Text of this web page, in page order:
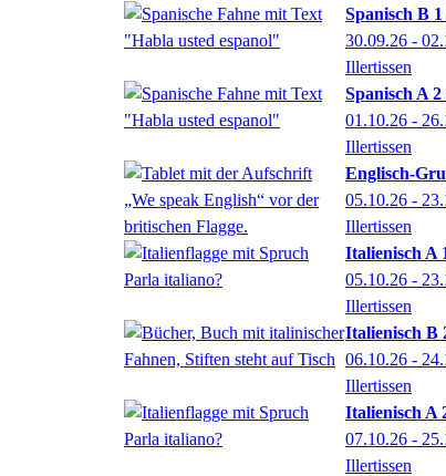
Spanisch B
30.09.26 -
Illertissen
Spanisch A
01.10.26 -
Illertissen
Englisch-
05.10.26 -
Illertissen
Italienisch A
05.10.26 -
Illertissen
Italienisch B
06.10.26 -
Illertissen
Italienisch A
07.10.26 -
Illertissen